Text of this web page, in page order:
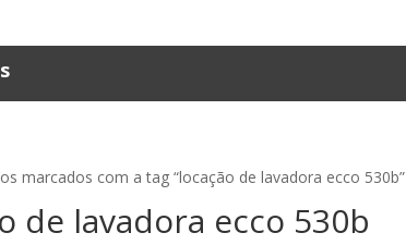
marcados com a tag “locação de lavadora ecco 530b”
de lavadora ecco 530b